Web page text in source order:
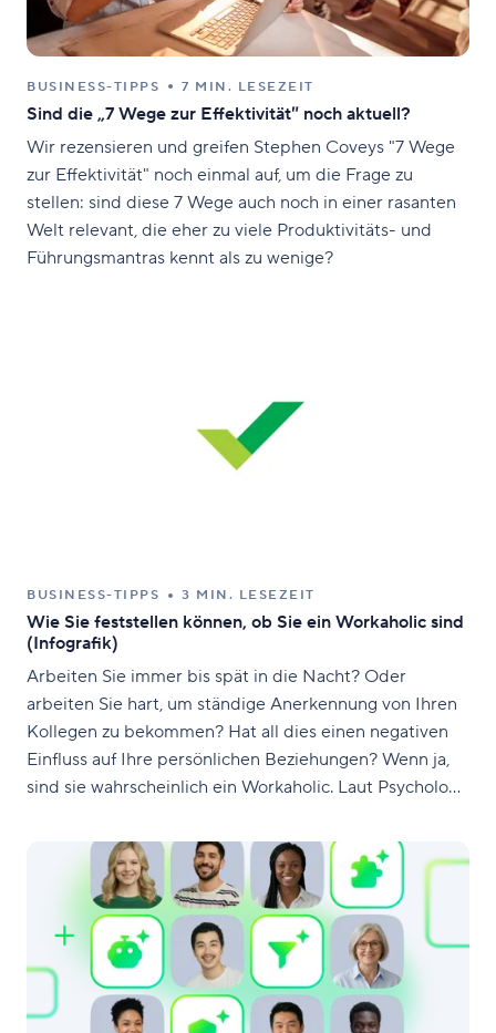
BUSINESS-TIPPS 7 MIN. LESEZEIT
Sind die „7 Wege zur Effektivität″ noch aktuell?
Wir rezensieren und greifen Stephen Coveys "7 Wege
zur Effektivität" noch einmal auf, um die Frage zu
stellen: sind diese 7 Wege auch noch in einer rasanten
Welt relevant, die eher zu viele Produktivitäts- und
Führungsmantras kennt als zu wenige?
BUSINESS-TIPPS 3 MIN. LESEZEIT
Wie Sie feststellen können, ob Sie ein Workaholic sind
(Infografik)
Arbeiten Sie immer bis spät in die Nacht? Oder
arbeiten Sie hart, um ständige Anerkennung von Ihren
Kollegen zu bekommen? Hat all dies einen negativen
Einfluss auf Ihre persönlichen Beziehungen? Wenn ja,
sind sie wahrscheinlich ein Workaholic. Laut Psychology
zerstört und die Persönlichkeit der Menschen und